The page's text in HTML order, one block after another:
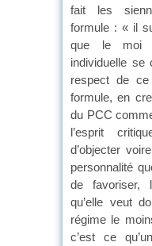
fait les
formule : « il
que le moi
individuelle se
respect de
formule, en
du PCC
l’esprit
d’objecter
personnalité
de favoriser,
qu’elle veut
régime le
c’est ce